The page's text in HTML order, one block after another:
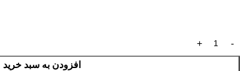
افزودن به سبد خرید